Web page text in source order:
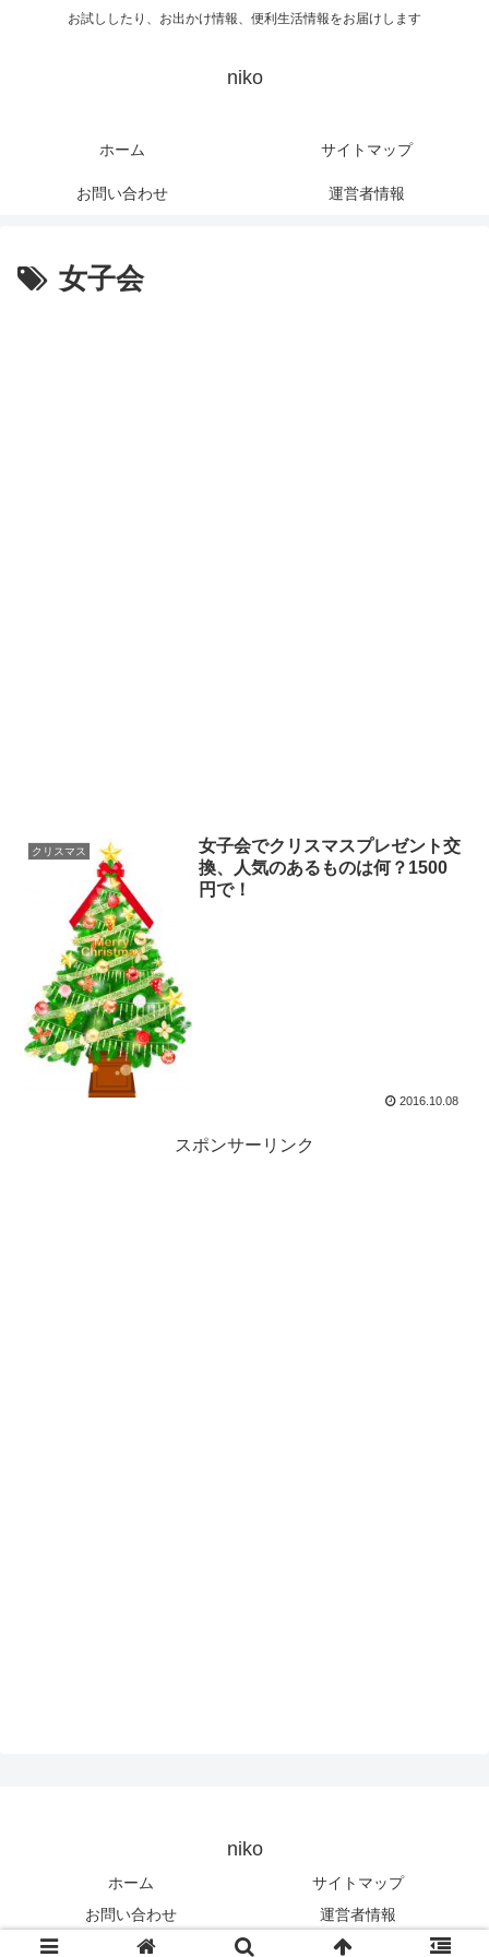
お試ししたり、お出かけ情報、便利生活情報をお届けします
niko
ホーム サイトマップ
お問い合わせ 運営者情報
女子会
クリスマス
女子会でクリスマスプレゼント交
換、人気のあるものは何？1500
円で！
2016.10.08
スポンサーリンク
niko
ホーム
サイトマップ
お問い合わせ
運営者情報
© 2016-2026 niko.